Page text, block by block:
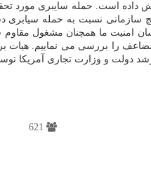
سازمانی نسبت به حمله
امنیت ما همچنان مشغول
را بررسی می نماییم. هیات